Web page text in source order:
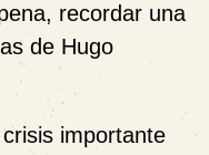
recordar una
de Hugo
importante